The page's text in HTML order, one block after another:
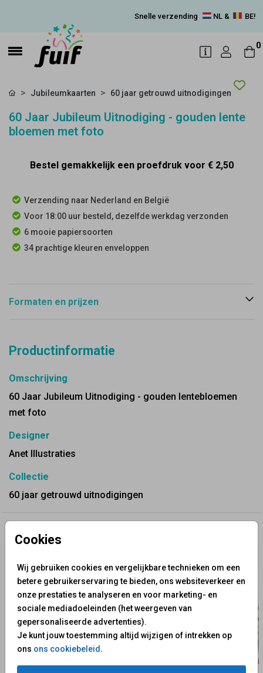
Snelle verzending NL & BE!
0
Cookies
Wij gebruiken cookies en vergelijkbare technieken om een
betere gebruikerservaring te bieden, ons websiteverkeer en
onze prestaties te analyseren en voor marketing- en
sociale mediadoeleinden (het weergeven van
gepersonaliseerde advertenties).
Je kunt jouw toestemming altijd wijzigen of intrekken op
ons ons cookiebeleid .
Jubileumkaarten 60 jaar getrouwd uitnodigingen
60 Jaar Jubileum Uitnodiging - gouden lente
bloemen met foto
Bestel gemakkelijk een proefdruk voor € 2,50
Verzending naar Nederland en België
Voor 18:00 uur besteld, dezelfde werkdag verzonden
6 mooie papiersoorten
34 prachtige kleuren enveloppen
Formaten en prijzen
Productinformatie
Omschrijving
60 Jaar Jubileum Uitnodiging - gouden lentebloemen
met foto
Designer
Anet Illustraties
Collectie
60 jaar getrouwd uitnodigingen
✨ Deze ontwerpen vind je misschien ook leuk